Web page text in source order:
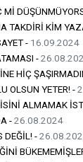
Mİ
TAKDİRİ KİM
- 16.09.2024
-
HİÇ
OLSUN YETER! -
ALMAMAK
-26.08.2024
DEĞİL! -